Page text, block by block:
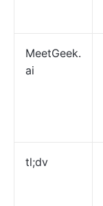
MeetGeek.
ai
tl;dv